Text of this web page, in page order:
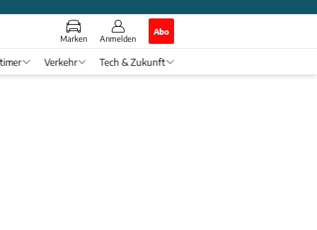
Marken Anmelden
Abo
Verkehr Tech & Zukunft